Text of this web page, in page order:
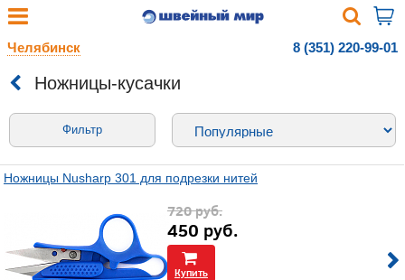
Челябинск 8 (351) 220-99-01
Ножницы-кусачки
Фильтр
Ножницы Nusharp 301 для подрезки нитей
720руб.
450 руб.
Купить